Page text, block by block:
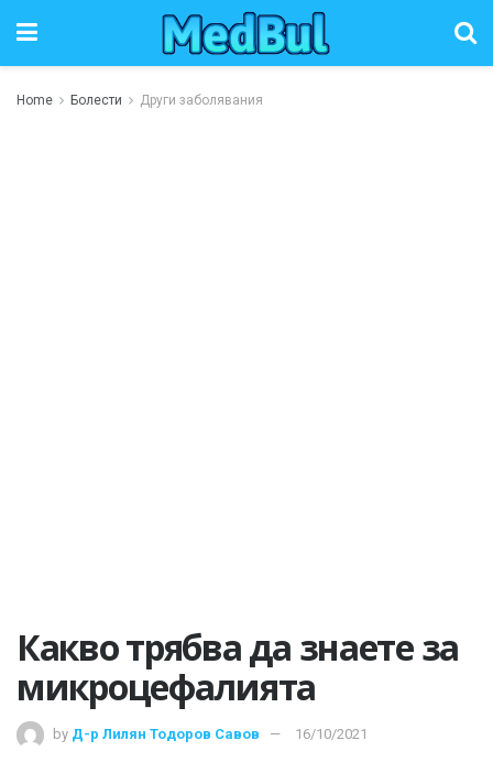
Home Болести Други заболявания
Какво трябва да знаете за
микроцефалията
by Д-р Лилян Тодоров Савов 16/10/2021